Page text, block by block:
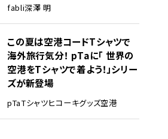
fabli深澤 明
この夏は空港コードTシャツで
海外旅行気分！ pTaに「 世界の
空港をTシャツで着よう！」シリー
ズが新登場
pTaTシャツヒコーキグッズ空港